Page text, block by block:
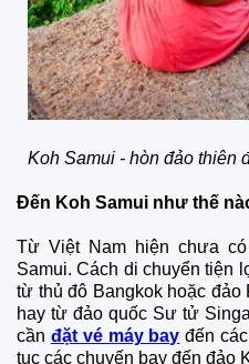
Koh Samui - hòn đảo thiên
Đến Koh Samui như thế
Từ Việt Nam hiện chưa
Samui. Cách di chuyển tiện
từ thủ đô Bangkok hoặc đảo
hay từ đảo quốc Sư tử
cần đặt vé máy bay đến
tục các chuyến bay đến đảo